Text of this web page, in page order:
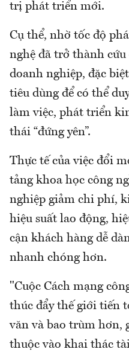
trị phát triển mới.
Cụ thể, nhờ tốc độ
nghệ đã trở thành cứu
doanh nghiệp, đặc
tiêu dùng để có thể
làm việc, phát triển
thái “đứng yên”.
Thực tế của việc đổi
tảng khoa học công
nghiệp giảm chi phí,
hiệu suất lao động,
cận khách hàng dễ
nhanh chóng hơn.
"Cuộc Cách mạng
thúc đẩy thế giới tiến
văn và bao trùm hơn,
thuộc vào khai thác